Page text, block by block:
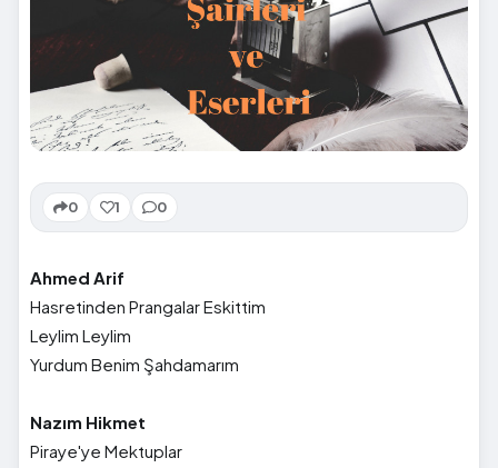
0 1 0
Ahmed Arif
Hasretinden Prangalar Eskittim
Leylim Leylim
Yurdum Benim Şahdamarım
Nazım Hikmet
Piraye'ye Mektuplar